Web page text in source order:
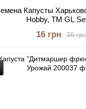
Капусты
Hobby, TM GL
35
16 грн